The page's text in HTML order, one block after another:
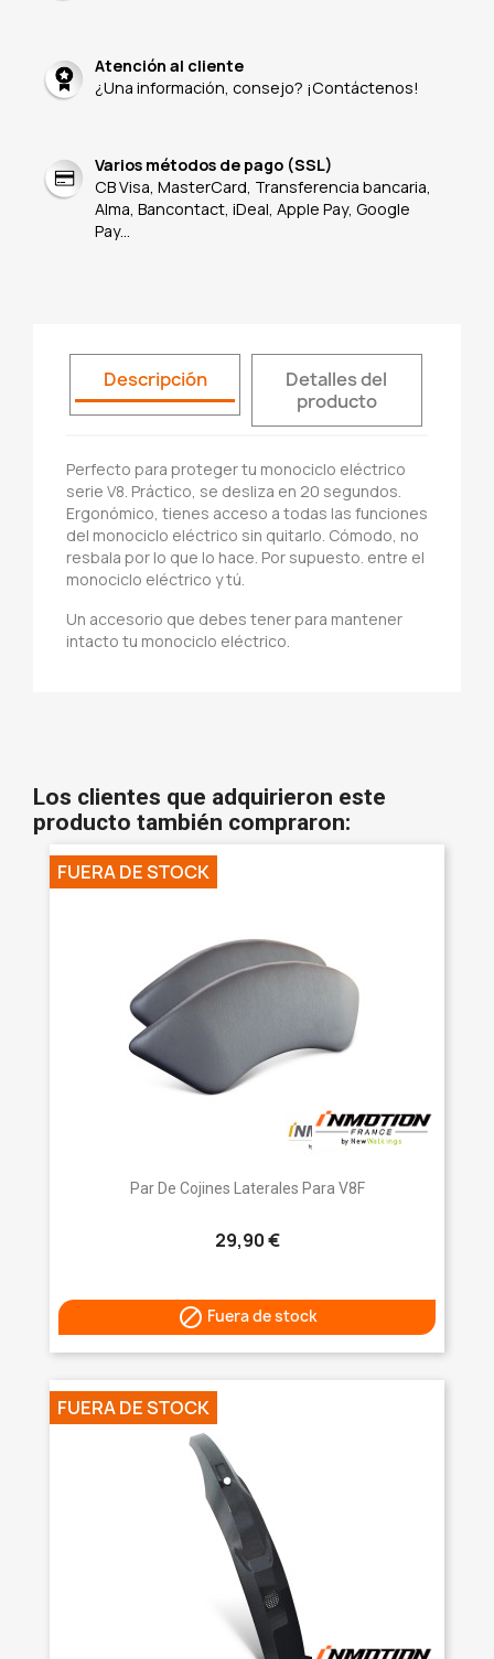
Atención al cliente
¿Una información, consejo? ¡Contáctenos!
Varios métodos de pago (SSL)
CB Visa, MasterCard, Transferencia bancaria,
Alma, Bancontact, iDeal, Apple Pay, Google
Pay...
Descripción
Detalles del
producto
Perfecto para proteger tu monociclo eléctrico
serie V8. Práctico, se desliza en 20 segundos.
Ergonómico, tienes acceso a todas las funciones
del monociclo eléctrico sin quitarlo. Cómodo, no
resbala por lo que lo hace. Por supuesto. entre el
monociclo eléctrico y tú.
Un accesorio que debes tener para mantener
intacto tu monociclo eléctrico.
Los clientes que adquirieron este
producto también compraron:
Par De Cojines Laterales Para V8F
29,90 €
 Fuera de stock
FUERA DE STOCK
FUERA DE STOCK